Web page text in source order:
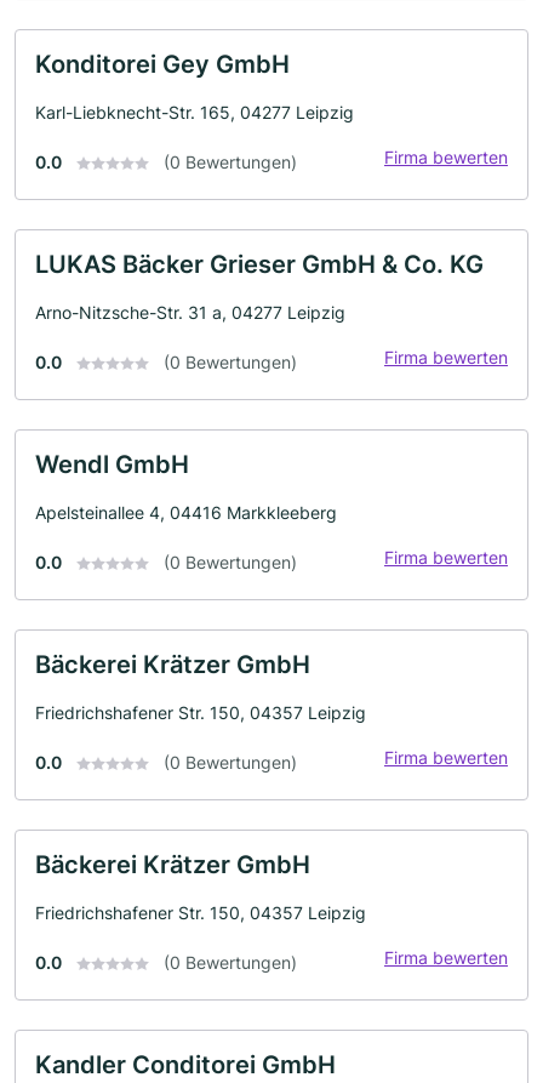
Konditorei Gey GmbH
Karl-Liebknecht-Str. 165, 04277 Leipzig
0.0 (0 Bewertungen) Firma bewerten
LUKAS Bäcker Grieser GmbH & Co. KG
Arno-Nitzsche-Str. 31 a, 04277 Leipzig
0.0 (0 Bewertungen) Firma bewerten
Wendl GmbH
Apelsteinallee 4, 04416 Markkleeberg
0.0 (0 Bewertungen) Firma bewerten
Bäckerei Krätzer GmbH
Friedrichshafener Str. 150, 04357 Leipzig
0.0 (0 Bewertungen) Firma bewerten
Bäckerei Krätzer GmbH
Friedrichshafener Str. 150, 04357 Leipzig
0.0 (0 Bewertungen) Firma bewerten
Kandler Conditorei GmbH